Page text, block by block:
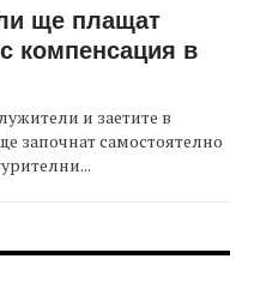
ще плащат
компенсация в
и заетите в
започнат самостоятелно